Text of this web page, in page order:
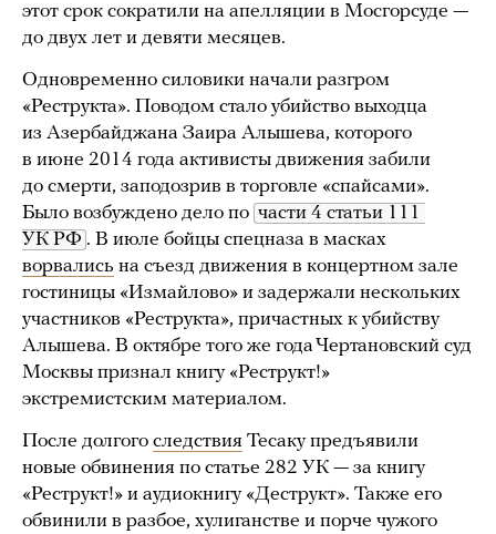
этот срок сократили на апелляции в Мосгорсуде —
до двух лет и девяти месяцев.
Одновременно силовики начали разгром
«Реструкта». Поводом стало убийство выходца
из Азербайджана Заира Алышева, которого
в июне 2014 года активисты движения забили
до смерти, заподозрив в торговле «спайсами».
Было возбуждено дело по части 4 статьи 111
УК РФ . В июле бойцы спецназа в масках
ворвались на съезд движения в концертном зале
гостиницы «Измайлово» и задержали нескольких
участников «Реструкта», причастных к убийству
Алышева. В октябре того же года Чертановский суд
Москвы признал книгу «Реструкт!»
экстремистским материалом.
После долгого следствия Тесаку предъявили
новые обвинения по статье 282 УК — за книгу
«Реструкт!» и аудиокнигу «Деструкт». Также его
обвинили в разбое, хулиганстве и порче чужого